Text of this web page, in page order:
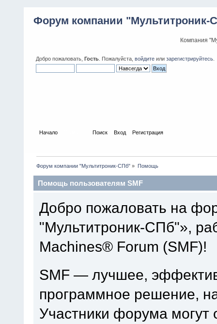
Форум компании "Мультитроник-
Компания
Добро пожаловать, Гость . Пожалуйста, войдите или зарегистрируйтесь
Начало Поиск Вход Регистрация
Форум компании "Мультитроник-СПб" » Помощь
Помощь пользователям SMF
Добро пожаловать на
"Мультитроник-СПб"»,
Machines® Forum (SMF)!
SMF — лучшее,
программное решение,
Участники форума